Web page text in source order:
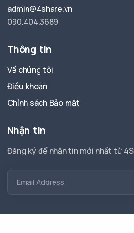
admin@4share.vn
090.404.3689
Thông tin
Về chúng tôi
Điều khoản
Chính sách Bảo mật
Nhận tin
Đăng ký để nhận tin mới nhất từ
Email Address